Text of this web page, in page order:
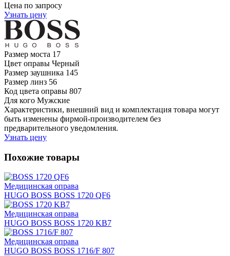
Цена по запросу
Узнать цену
Размер моста 17
Цвет оправы Черный
Размер заушника 145
Размер линз 56
Код цвета оправы 807
Для кого Мужские
Характеристики, внешний вид и комплектация товара могут
быть изменены фирмой-производителем без
предварительного уведомления.
Узнать цену
Похожие товары
Медицинская оправа
HUGO BOSS BOSS 1720 QF6
Медицинская оправа
HUGO BOSS BOSS 1720 KB7
Медицинская оправа
HUGO BOSS BOSS 1716/F 807